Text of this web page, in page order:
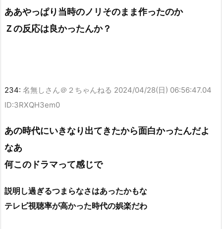
ああやっぱり当時のノリそのまま作ったのか
Ｚの反応は良かったんか？
234: 名無しさん＠２ちゃんねる 2024/04/28(日) 06:56:47.04
ID:3RXQH3em0
あの時代にいきなり出てきたから面白かったんだよ
なあ
何このドラマって感じで
説明し過ぎるつまらなさはあったかもな
テレビ視聴率が高かった時代の娯楽だわ